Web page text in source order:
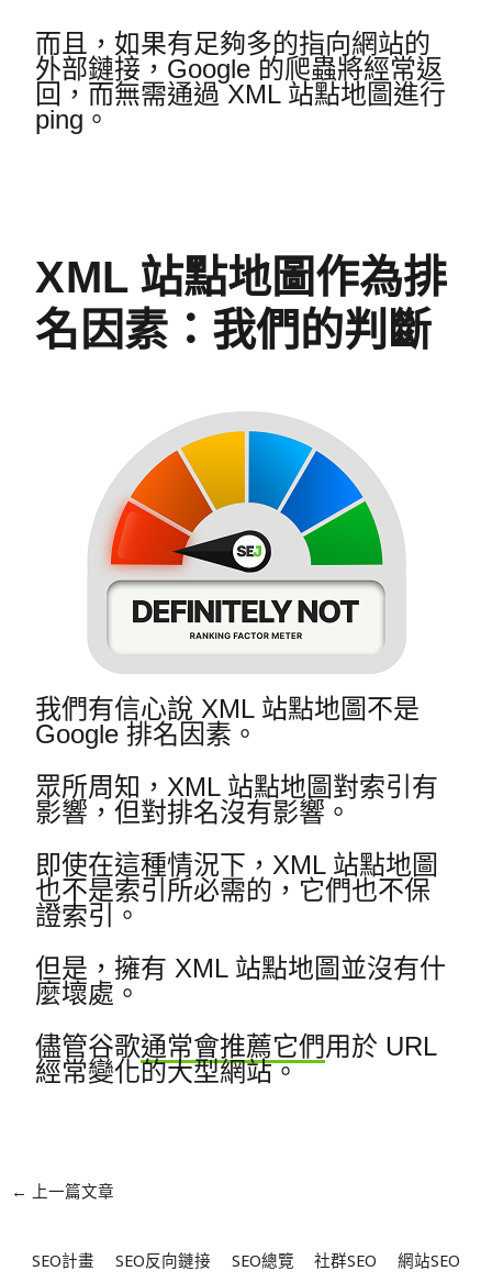
而且，如果有足夠多的指向網站的
外部鏈接，Google 的爬蟲將經常返
回，而無需通過 XML 站點地圖進行
ping。
XML 站點地圖作為排
名因素：我們的判斷
我們有信心說 XML 站點地圖不是
Google 排名因素。
眾所周知，XML 站點地圖對索引有
影響，但對排名沒有影響。
即使在這種情況下，XML 站點地圖
也不是索引所必需的，它們也不保
證索引。
但是，擁有 XML 站點地圖並沒有什
麼壞處。
儘管谷歌通常會推薦它們用於 URL
經常變化的大型網站。
← 上一篇文章
SEO計畫 SEO反向鏈接 SEO總覽 社群SEO 網站SEO